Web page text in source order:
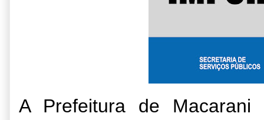
A Prefeitura de